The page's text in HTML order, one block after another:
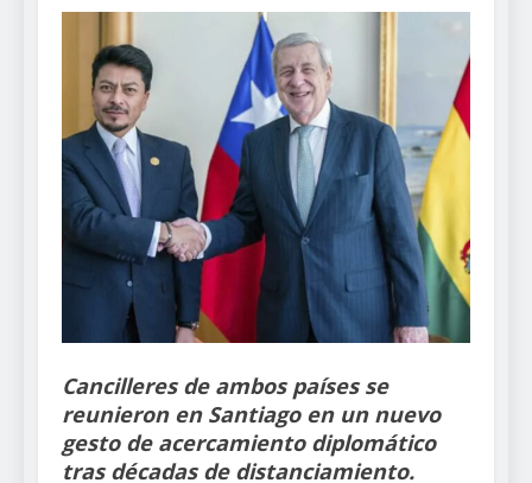
Cancilleres de ambos países se
reunieron en Santiago en un nuevo
gesto de acercamiento diplomático
tras décadas de distanciamiento.